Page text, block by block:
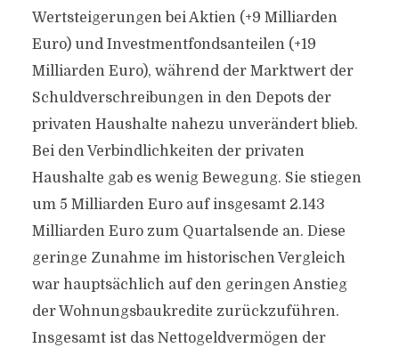
Wertsteigerungen bei Aktien (+9 Milliarden
Euro) und Investmentfondsanteilen (+19
Milliarden Euro), während der Marktwert der
Schuldverschreibungen in den Depots der
privaten Haushalte nahezu unverändert blieb.
Bei den Verbindlichkeiten der privaten
Haushalte gab es wenig Bewegung. Sie stiegen
um 5 Milliarden Euro auf insgesamt 2.143
Milliarden Euro zum Quartalsende an. Diese
geringe Zunahme im historischen Vergleich
war hauptsächlich auf den geringen Anstieg
der Wohnungsbaukredite zurückzuführen.
Insgesamt ist das Nettogeldvermögen der